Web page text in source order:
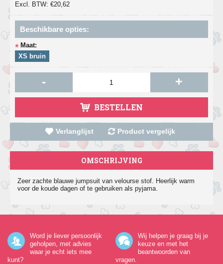
Excl. BTW: €20,62
Beschikbare opties:
* Maat:
XS bruin
- +
BESTELLEN
Verlanglijst Product vergelijk
OMSCHRIJVING
Zeer zachte blauwe jumpsuit van velourse stof. Heerlijk warm
voor de koude dagen of te gebruiken als pyjama.
Word je liever persoonlijk
geholpen, met advies
waar je echt iets mee
kunt?
Wij helpen je graag bij je
keuze en met het
beantwoorden van
vragen.